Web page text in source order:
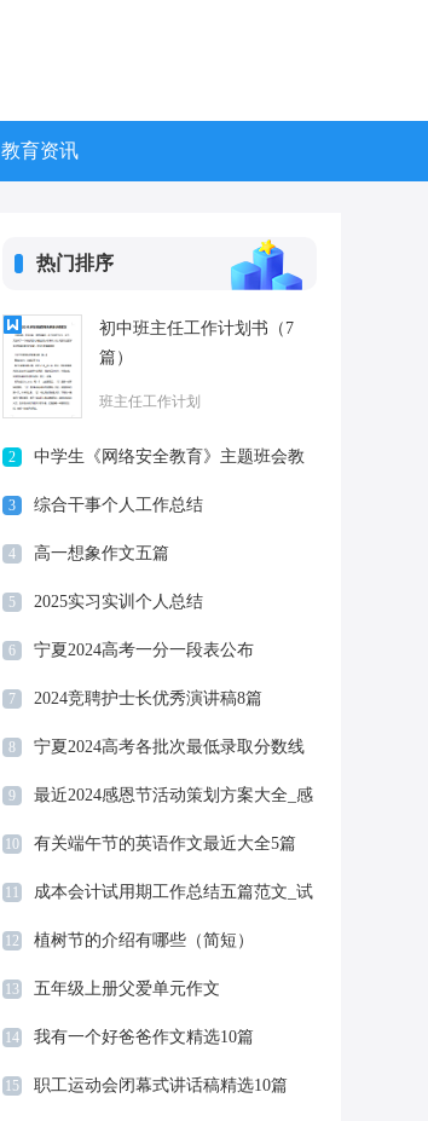
教育资讯
热门排序
初中班主任工作计划书（7
篇）
班主任工作计划
2
中学生《网络安全教育》主题班会教
案内容
3 综合干事个人工作总结
4 高一想象作文五篇
5 2025实习实训个人总结
6 宁夏2024高考一分一段表公布
7 2024竞聘护士长优秀演讲稿8篇
8
宁夏2024高考各批次最低录取分数线
预估
9
最近2024感恩节活动策划方案大全_感
恩节活动方案精选5篇
10 有关端午节的英语作文最近大全5篇
11
成本会计试用期工作总结五篇范文_试
用期工作总结
12 植树节的介绍有哪些（简短）
13 五年级上册父爱单元作文
14 我有一个好爸爸作文精选10篇
15 职工运动会闭幕式讲话稿精选10篇